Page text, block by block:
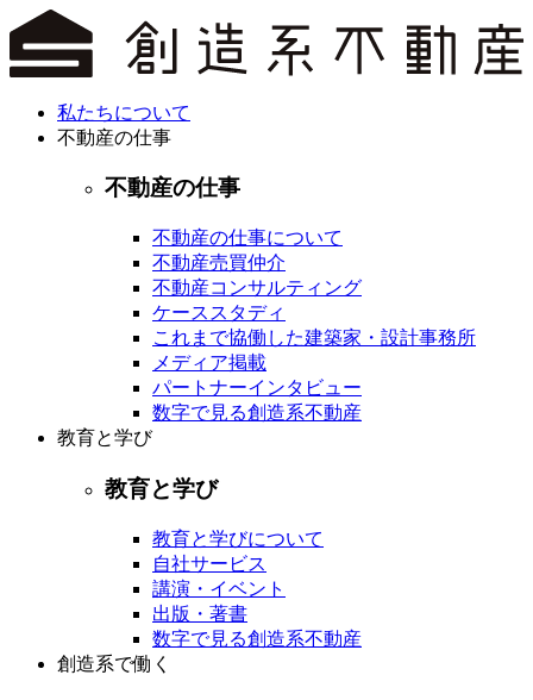
私たちについて
不動産の仕事
不動産の仕事
不動産の仕事について
不動産売買仲介
不動産コンサルティング
ケーススタディ
これまで協働した建築家・設計事務所
メディア掲載
パートナーインタビュー
数字で見る創造系不動産
教育と学び
教育と学び
教育と学びについて
自社サービス
講演・イベント
出版・著書
数字で見る創造系不動産
創造系で働く